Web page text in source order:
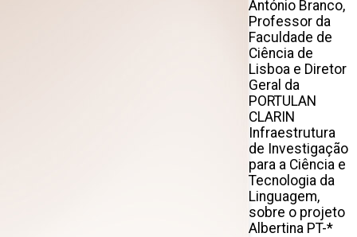
António Branco,
Professor da
Faculdade de
Ciência de
Lisboa e Diretor
Geral da
PORTULAN
CLARIN
Infraestrutura
de Investigação
para a Ciência e
Tecnologia da
Linguagem,
sobre o projeto
Albertina PT-*